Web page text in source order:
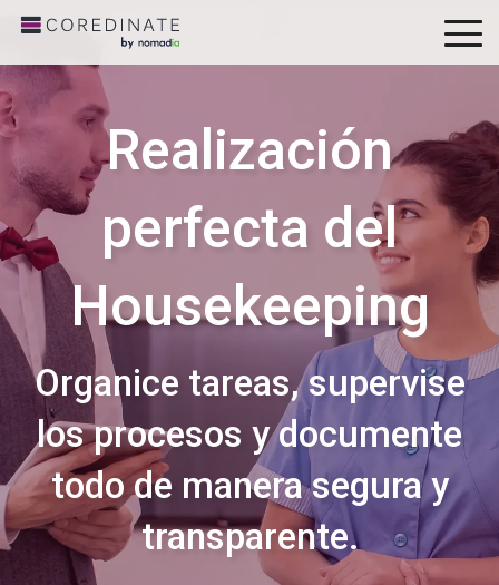
Realización
perfecta del
Housekeeping
Organice tareas, supervise
los procesos y documente
todo de manera segura y
transparente.